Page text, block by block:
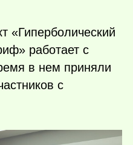
«Гиперболический
работает с
в нем приняли
с